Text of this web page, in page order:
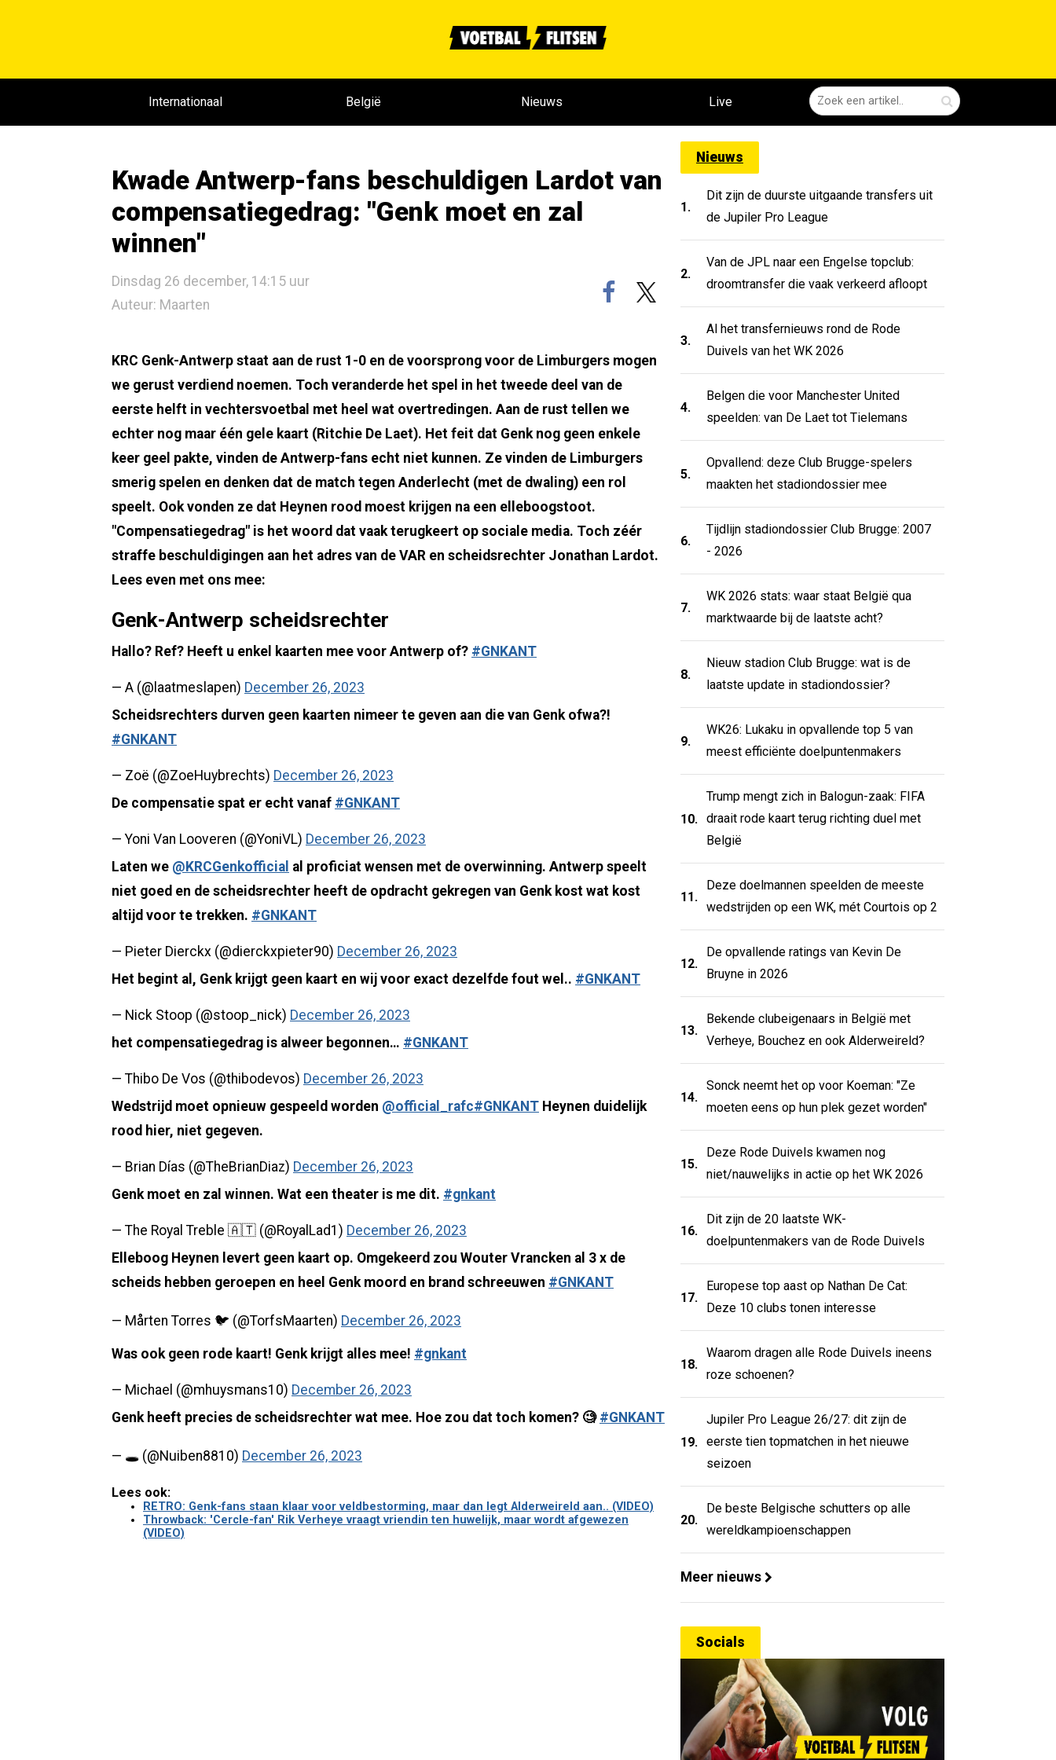
Internationaal België Nieuws Live
Kwade Antwerp-fans beschuldigen Lardot van
compensatiegedrag: "Genk moet en zal
winnen"
Dinsdag 26 december, 14:15 uur
Auteur: Maarten
KRC Genk-Antwerp staat aan de rust 1-0 en de voorsprong voor de Limburgers mogen
we gerust verdiend noemen. Toch veranderde het spel in het tweede deel van de
eerste helft in vechtersvoetbal met heel wat overtredingen. Aan de rust tellen we
echter nog maar één gele kaart (Ritchie De Laet). Het feit dat Genk nog geen enkele
keer geel pakte, vinden de Antwerp-fans echt niet kunnen. Ze vinden de Limburgers
smerig spelen en denken dat de match tegen Anderlecht (met de dwaling) een rol
speelt. Ook vonden ze dat Heynen rood moest krijgen na een elleboogstoot.
"Compensatiegedrag" is het woord dat vaak terugkeert op sociale media. Toch zéér
straffe beschuldigingen aan het adres van de VAR en scheidsrechter Jonathan Lardot.
Lees even met ons mee:
Genk-Antwerp scheidsrechter
Hallo? Ref? Heeft u enkel kaarten mee voor Antwerp of? #GNKANT
— A (@laatmeslapen) December 26, 2023
Scheidsrechters durven geen kaarten nimeer te geven aan die van Genk ofwa?!
#GNKANT
— Zoë (@ZoeHuybrechts) December 26, 2023
De compensatie spat er echt vanaf #GNKANT
— Yoni Van Looveren (@YoniVL) December 26, 2023
Laten we @KRCGenkofficial al proficiat wensen met de overwinning. Antwerp speelt
niet goed en de scheidsrechter heeft de opdracht gekregen van Genk kost wat kost
altijd voor te trekken. #GNKANT
— Pieter Dierckx (@dierckxpieter90) December 26, 2023
Het begint al, Genk krijgt geen kaart en wij voor exact dezelfde fout wel.. #GNKANT
— Nick Stoop (@stoop_nick) December 26, 2023
het compensatiegedrag is alweer begonnen… #GNKANT
— Thibo De Vos (@thibodevos) December 26, 2023
Wedstrijd moet opnieuw gespeeld worden @official_rafc#GNKANT Heynen duidelijk
rood hier, niet gegeven.
— Brian Días (@TheBrianDiaz) December 26, 2023
Genk moet en zal winnen. Wat een theater is me dit. #gnkant
— The Royal Treble 🇦🇹 (@RoyalLad1) December 26, 2023
Elleboog Heynen levert geen kaart op. Omgekeerd zou Wouter Vrancken al 3 x de
scheids hebben geroepen en heel Genk moord en brand schreeuwen #GNKANT
— Mårten Torres 🐦 (@TorfsMaarten) December 26, 2023
Was ook geen rode kaart! Genk krijgt alles mee! #gnkant
— Michael (@mhuysmans10) December 26, 2023
Genk heeft precies de scheidsrechter wat mee. Hoe zou dat toch komen? 🧐 #GNKANT
— 🕳️ (@Nuiben8810) December 26, 2023
Lees ook:
RETRO: Genk-fans staan klaar voor veldbestorming, maar dan legt Alderweireld aan.. (VIDEO)
Throwback: 'Cercle-fan' Rik Verheye vraagt vriendin ten huwelijk, maar wordt afgewezen
(VIDEO)
Nieuws
1.
Dit zijn de duurste uitgaande transfers uit
de Jupiler Pro League
2.
Van de JPL naar een Engelse topclub:
droomtransfer die vaak verkeerd afloopt
3.
Al het transfernieuws rond de Rode
Duivels van het WK 2026
4.
Belgen die voor Manchester United
speelden: van De Laet tot Tielemans
5.
Opvallend: deze Club Brugge-spelers
maakten het stadiondossier mee
6.
Tijdlijn stadiondossier Club Brugge: 2007
- 2026
7.
WK 2026 stats: waar staat België qua
marktwaarde bij de laatste acht?
8.
Nieuw stadion Club Brugge: wat is de
laatste update in stadiondossier?
9.
WK26: Lukaku in opvallende top 5 van
meest efficiënte doelpuntenmakers
10.
Trump mengt zich in Balogun-zaak: FIFA
draait rode kaart terug richting duel met
België
11.
Deze doelmannen speelden de meeste
wedstrijden op een WK, mét Courtois op 2
12.
De opvallende ratings van Kevin De
Bruyne in 2026
13.
Bekende clubeigenaars in België met
Verheye, Bouchez en ook Alderweireld?
14.
Sonck neemt het op voor Koeman: "Ze
moeten eens op hun plek gezet worden"
15.
Deze Rode Duivels kwamen nog
niet/nauwelijks in actie op het WK 2026
16.
Dit zijn de 20 laatste WK-
doelpuntenmakers van de Rode Duivels
17.
Europese top aast op Nathan De Cat:
Deze 10 clubs tonen interesse
18.
Waarom dragen alle Rode Duivels ineens
roze schoenen?
19.
Jupiler Pro League 26/27: dit zijn de
eerste tien topmatchen in het nieuwe
seizoen
20.
De beste Belgische schutters op alle
wereldkampioenschappen
Meer nieuws
Socials